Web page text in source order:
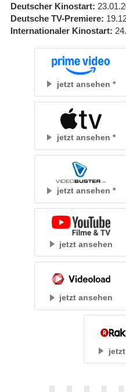
Deutscher Kinostart
Deutsche TV-Premiere
Internationaler Kinostart
jetzt ansehen
jetzt ansehen
jetzt ansehen
jetzt ansehen
jetzt ansehen